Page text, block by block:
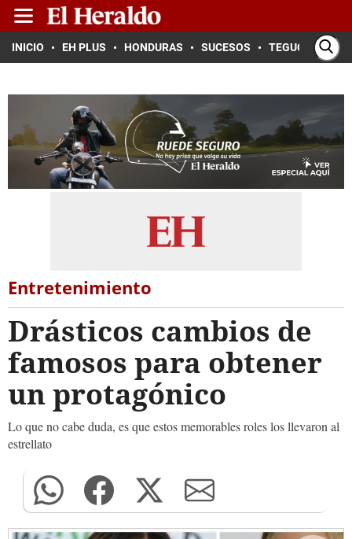
INICIO EH PLUS HONDURAS SUCESOS TEGUCIGALPA
Entretenimiento
Drásticos cambios de
famosos para obtener
un protagónico
Lo que no cabe duda, es que estos memorables roles los llevaron al
estrellato